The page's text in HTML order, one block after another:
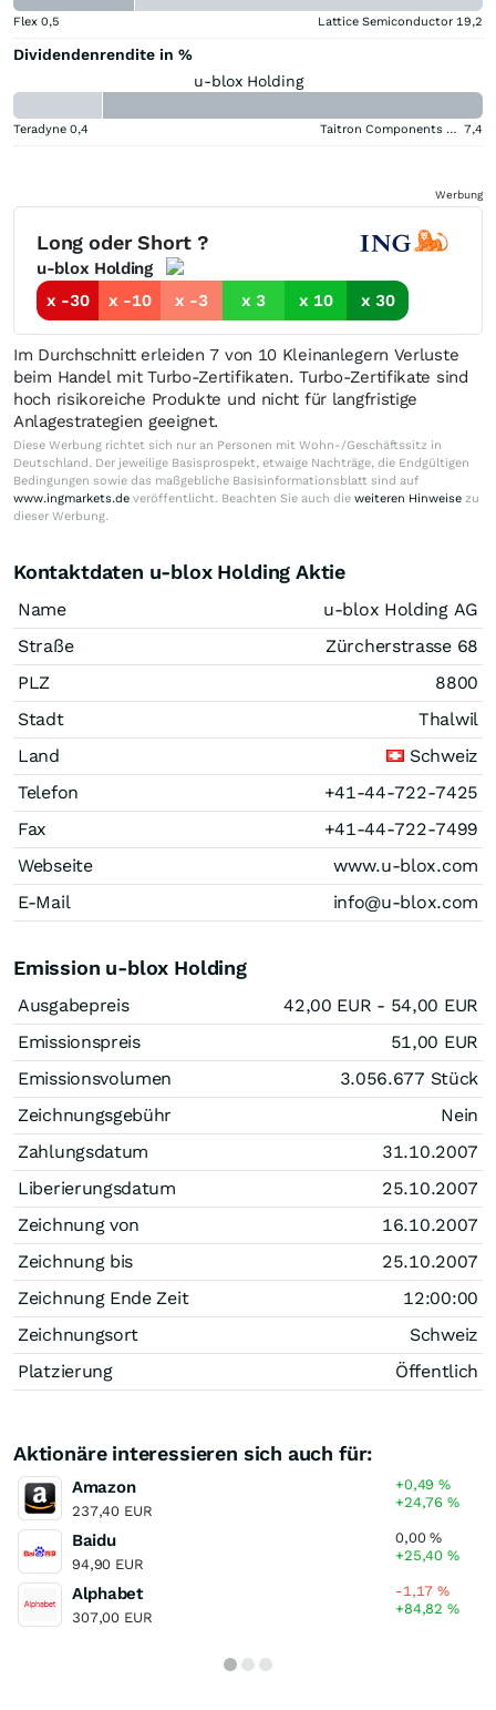
Flex 0,5 Lattice Semiconductor 19,2
Dividendenrendite in %
u-blox Holding
Teradyne 0,4 Taitron Components (A) 7,4
Werbung
Long oder Short ?
u-blox Holding
x -30
x -10 x -3 x 3 x 10 x 30
Im Durchschnitt erleiden 7 von 10 Kleinanlegern Verluste
beim Handel mit Turbo-Zertifikaten. Turbo-Zertifikate sind
hoch risikoreiche Produkte und nicht für langfristige
Anlagestrategien geeignet.
Diese Werbung richtet sich nur an Personen mit Wohn-/Geschäftssitz in
Deutschland. Der jeweilige Basisprospekt, etwaige Nachträge, die Endgültigen
Bedingungen sowie das maßgebliche Basisinformationsblatt sind auf
www.ingmarkets.de veröffentlicht. Beachten Sie auch die weiteren Hinweise zu
dieser Werbung.
Kontaktdaten u-blox Holding Aktie
Name
u-blox Holding AG
Straße
Zürcherstrasse 68
PLZ
8800
Stadt
Thalwil
Land
Schweiz
Telefon
+41-44-722-7425
Fax
+41-44-722-7499
Webseite
www.u-blox.com
E-Mail
info@u-blox.com
Emission u-blox Holding
Ausgabepreis 42,00 EUR - 54,00 EUR
Emissionspreis
51,00 EUR
Emissionsvolumen
3.056.677 Stück
Zeichnungsgebühr
Nein
Zahlungsdatum
31.10.2007
Liberierungsdatum
25.10.2007
Zeichnung von
16.10.2007
Zeichnung bis
25.10.2007
Zeichnung Ende Zeit
12:00:00
Zeichnungsort
Schweiz
Platzierung
Öffentlich
Aktionäre interessieren sich auch für:
Amazon
237,40 EUR
+0,49%
+24,76%
Baidu
94,90 EUR
0,00%
+25,40%
Alphabet
307,00 EUR
-1,17%
+84,82%